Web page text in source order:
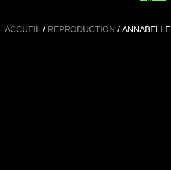
ACCUEIL / REPRODUCTION / ANNABELLE